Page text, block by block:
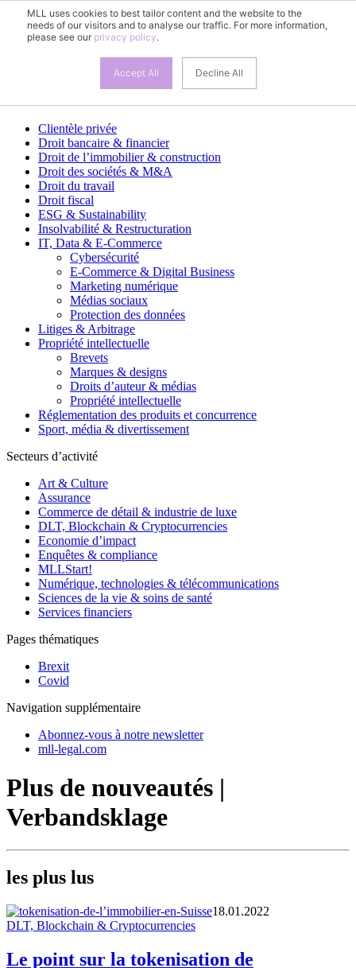
MLL uses cookies to best tailor content and the website to the
needs of our visitors and to analyse our traffic. For more information,
please see our privacy policy.
Accept All Decline All
ENES
Clientèle privée
Droit bancaire & financier
Droit de l’immobilier & construction
Droit des sociétés & M&A
Droit du travail
Droit fiscal
ESG & Sustainability
Insolvabilité & Restructuration
IT, Data & E-Commerce
Cybersécurité
E-Commerce & Digital Business
Marketing numérique
Médias sociaux
Protection des données
Litiges & Arbitrage
Propriété intellectuelle
Brevets
Marques & designs
Droits d’auteur & médias
Propriété intellectuelle
Réglementation des produits et concurrence
Sport, média & divertissement
Secteurs d’activité
Art & Culture
Assurance
Commerce de détail & industrie de luxe
DLT, Blockchain & Cryptocurrencies
Economie d’impact
Enquêtes & compliance
MLLStart!
Numérique, technologies & télécommunications
Sciences de la vie & soins de santé
Services financiers
Pages thématiques
Brexit
Covid
Navigation supplémentaire
Abonnez-vous à notre newsletter
mll-legal.com
Plus de nouveautés |
Verbandsklage
les plus lus
18.01.2022
DLT, Blockchain & Cryptocurrencies
Le point sur la tokenisation de